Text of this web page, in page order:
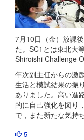
7月10日（金）放課
た。SC1とは東北大
Shiroishi Challenge
年次副主任からの激
生活と模試結果の振
ありました。高い進
的に自己強化を図り
で，また新たな気持
5